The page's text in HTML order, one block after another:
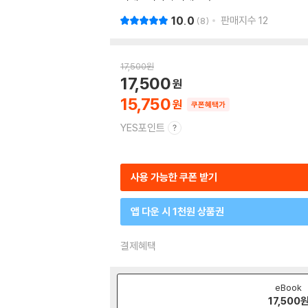
10.0 8 판매지수 12
17,500원
15,750
17,500
쿠폰혜택가
YES포인트
사용 가능한 쿠폰 받기
앱 다운 시 1천원 상품권
결제혜택
eBook
17,500